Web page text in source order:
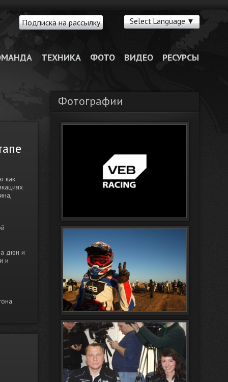
Подписка на рассылку Select Language▼
РЕСУРСЫ
ВИДЕО
ФОТО
ТЕХНИКА
как
дюн и
и
Фотографии